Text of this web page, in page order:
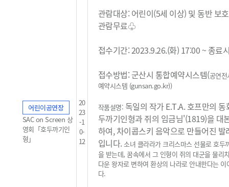
어린이공연장
SAC on Screen 상
영회「호두까기인
형」
20
23
-1
0-
12
관람대상: 어린이(5세 이상) 및 동반 보
관람무료♧
접수기간: 2023.9.26.(화) 17:00 ~ 종료
접수방법: 군산시 통합예약시스템(공연
예약시스템 (gunsan.go.kr))
작품설명: 독일의 작가 E.T.A. 호프만의 동
두까기인형과 쥐의 임금님'(1819)을 대
하여, 차이콥스키 음악으로 만들어진 발
입니다.소녀 클라라가 크리스마스 선물로 호두
을 받는데, 꿈속에서 그 인형이 쥐의 대군을 물리
다운 왕자로 변하여 환상의 나라로 안내한다는 이
다.